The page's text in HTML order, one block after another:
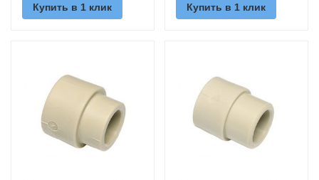
Купить в 1 клик Купить в 1 клик